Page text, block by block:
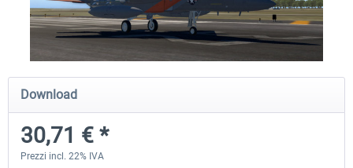
X-Plane.org - King Air 350 XP12
55,31 € *
Download
30,71 € *
Prezzi incl. 22% IVA